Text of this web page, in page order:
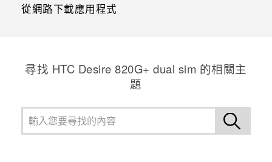
從網路下載應用程式
尋找 HTC Desire 820G+ dual sim 的相關主
題